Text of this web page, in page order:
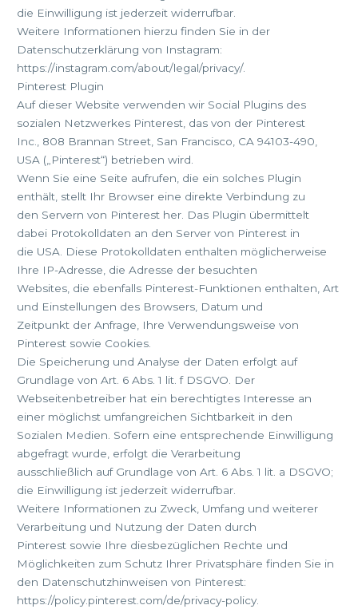
die Einwilligung ist jederzeit widerrufbar.
Weitere Informationen hierzu finden Sie in der
Datenschutzerklärung von Instagram:
https://instagram.com/about/legal/privacy/.
Pinterest Plugin
Auf dieser Website verwenden wir Social Plugins des
sozialen Netzwerkes Pinterest, das von der Pinterest
Inc., 808 Brannan Street, San Francisco, CA 94103-490,
USA („Pinterest“) betrieben wird.
Wenn Sie eine Seite aufrufen, die ein solches Plugin
enthält, stellt Ihr Browser eine direkte Verbindung zu
den Servern von Pinterest her. Das Plugin übermittelt
dabei Protokolldaten an den Server von Pinterest in
die USA. Diese Protokolldaten enthalten möglicherweise
Ihre IP-Adresse, die Adresse der besuchten
Websites, die ebenfalls Pinterest-Funktionen enthalten, Art
und Einstellungen des Browsers, Datum und
Zeitpunkt der Anfrage, Ihre Verwendungsweise von
Pinterest sowie Cookies.
Die Speicherung und Analyse der Daten erfolgt auf
Grundlage von Art. 6 Abs. 1 lit. f DSGVO. Der
Webseitenbetreiber hat ein berechtigtes Interesse an
einer möglichst umfangreichen Sichtbarkeit in den
Sozialen Medien. Sofern eine entsprechende Einwilligung
abgefragt wurde, erfolgt die Verarbeitung
ausschließlich auf Grundlage von Art. 6 Abs. 1 lit. a DSGVO;
die Einwilligung ist jederzeit widerrufbar.
Weitere Informationen zu Zweck, Umfang und weiterer
Verarbeitung und Nutzung der Daten durch
Pinterest sowie Ihre diesbezüglichen Rechte und
Möglichkeiten zum Schutz Ihrer Privatsphäre finden Sie in
den Datenschutzhinweisen von Pinterest:
https://policy.pinterest.com/de/privacy-policy.